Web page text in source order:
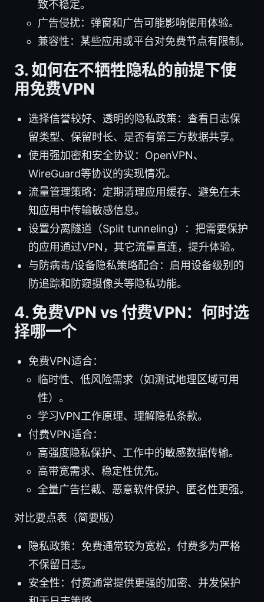
致不稳定。
广告侵扰：弹窗和广告可能影响使用体验。
兼容性：某些应用或平台对免费节点有限制。
3. 如何在不牺牲隐私的前提下使
用免费VPN
选择信誉较好、透明的隐私政策：查看日志保
留类型、保留时长、是否有第三方数据共享。
使用强加密和安全协议：OpenVPN、
WireGuard等协议的实现情况。
流量管理策略：定期清理应用缓存、避免在未
知应用中传输敏感信息。
设置分离隧道（Split tunneling）：把需要保护
的应用通过VPN，其它流量直连，提升体验。
与防病毒/设备隐私策略配合：启用设备级别的
防追踪和防窥摄像头等隐私功能。
4. 免费VPN vs 付费VPN：何时选
择哪一个
免费VPN适合：
临时性、低风险需求（如测试地理区域可用
性）。
学习VPN工作原理、理解隐私条款。
付费VPN适合：
高强度隐私保护、工作中的敏感数据传输。
高带宽需求、稳定性优先。
全量广告拦截、恶意软件保护、匿名性更强。
对比要点表（简要版）
隐私政策：免费通常较为宽松，付费多为严格
不保留日志。
安全性：付费通常提供更强的加密、并发保护